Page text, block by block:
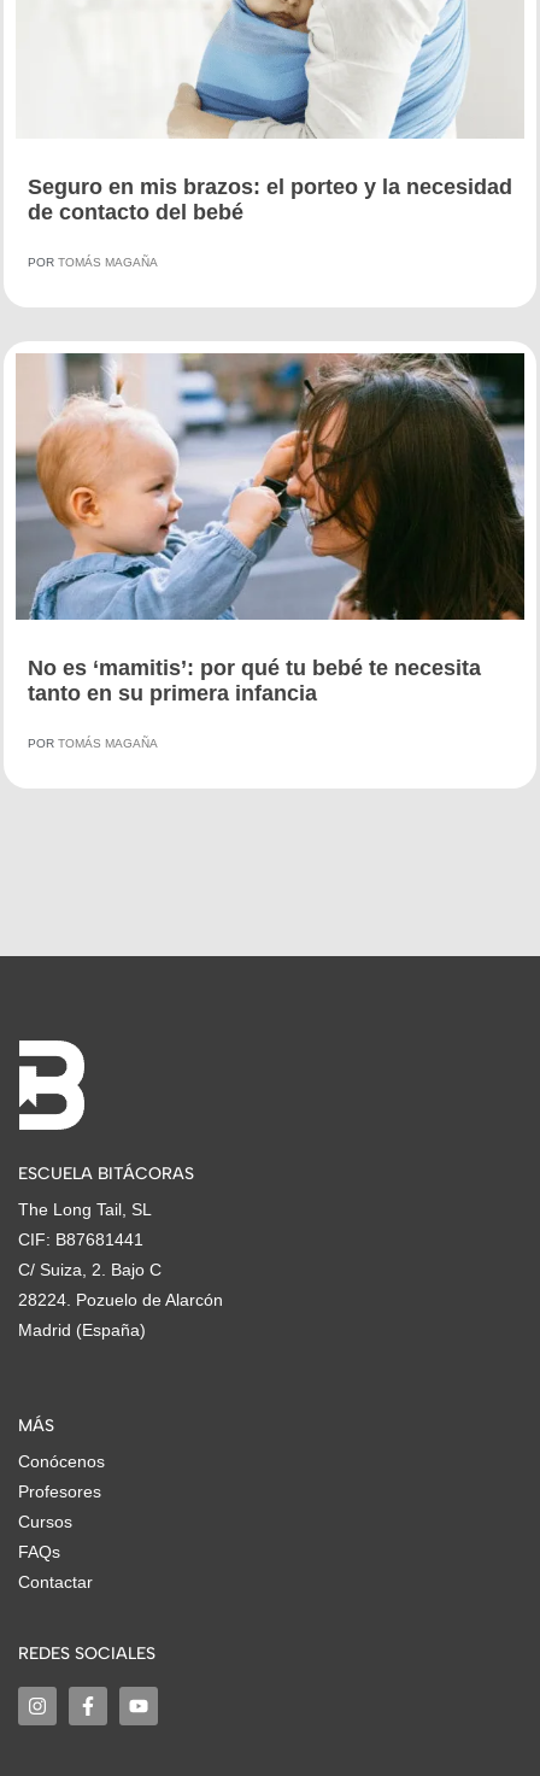
Seguro en mis brazos: el porteo y la necesidad
de contacto del bebé
POR TOMÁS MAGAÑA
No es ‘mamitis’: por qué tu bebé te necesita
tanto en su primera infancia
POR TOMÁS MAGAÑA
ESCUELA BITÁCORAS
The Long Tail, SL
CIF: B87681441
C/ Suiza, 2. Bajo C
28224. Pozuelo de Alarcón
Madrid (España)
MÁS
Conócenos
Profesores
Cursos
FAQs
Contactar
REDES SOCIALES